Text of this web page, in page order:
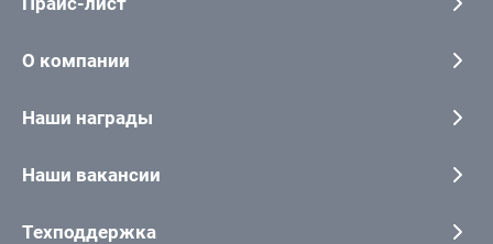
О компании
Наши награды
Наши вакансии
Техподдержка